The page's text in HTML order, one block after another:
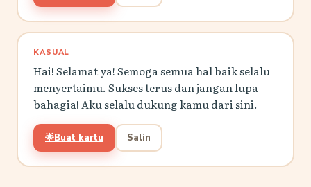
KASUAL
Hai! Selamat ya! Semoga semua hal baik selalu
menyertaimu. Sukses terus dan jangan lupa
bahagia! Aku selalu dukung kamu dari sini.
🌟Buat kartu Salin